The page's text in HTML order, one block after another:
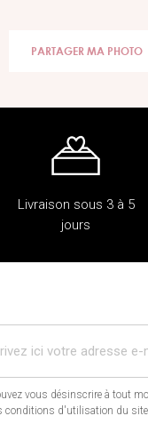
PARTAGER MA PHOTO
Livraison sous 3 à 5
jours
vous désinscrire à tout
conditions d'utilisation du